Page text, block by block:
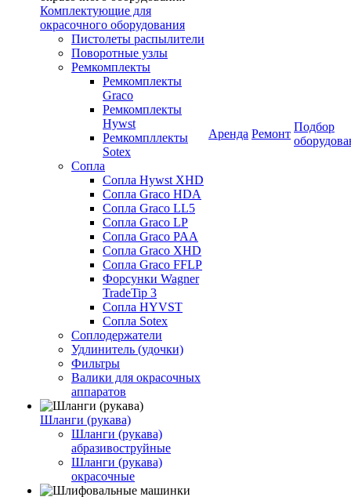
Комплектующие для
окрасочного оборудования
Пистолеты распылители
Поворотные узлы
Ремкомплекты
Ремкомплекты
Graco
Ремкомплекты
Hywst
Ремкомпллекты
Sotex
Сопла
Сопла Hywst XHD
Сопла Graco HDA
Сопла Graco LL5
Сопла Graco LP
Сопла Graco PAA
Сопла Graco XHD
Сопла Graco FFLP
Форсунки Wagner
TradeTip 3
Сопла HYVST
Сопла Sotex
Соплодержатели
Удлинитель (удочки)
Фильтры
Валики для окрасочных
аппаратов
Шланги (рукава)
Шланги (рукава)
абразивоструйные
Шланги (рукава)
окрасочные
Аренда Ремонт
Подбор